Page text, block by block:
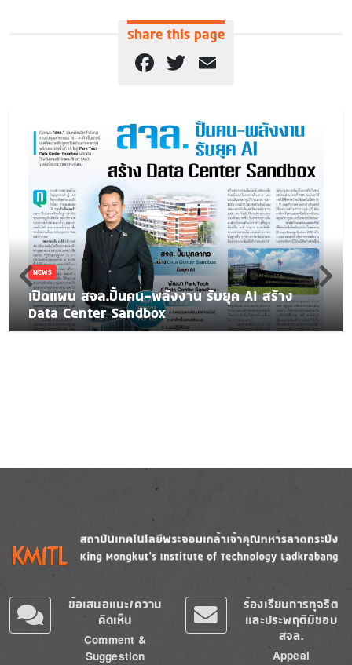
Share this page
Facebook
Twitter
NEWS
เปิดแผน สจล.ปั้นคน-พลังงาน รับยุค AI สร้าง
Data Center Sandbox
Image
ข้อเสนอแนะ/ความ
คิดเห็น
Comment &
Suggestion
ร้องเรียนการทุจริต
และประพฤติมิชอบ
สจล.
Appeal